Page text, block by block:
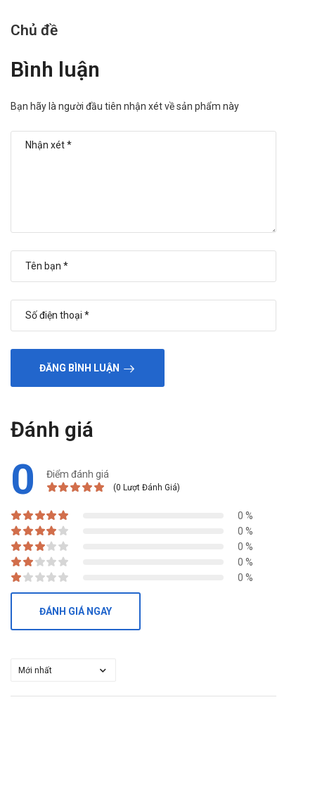
Chủ đề
Bình luận
Bạn hãy là người đầu tiên nhận xét về sản phẩm này
ĐĂNG BÌNH LUẬN
Đánh giá
0 Điểm đánh giá
(0 Lượt Đánh Giá)
0 %
0 %
0 %
0 %
0 %
ĐÁNH GIÁ NGAY